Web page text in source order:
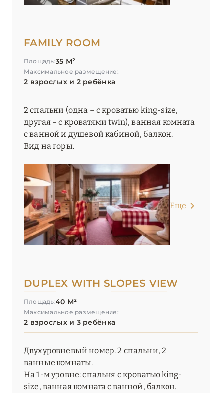
Les Chalets du Koh-I Nor
Les Chalets du L’Alpaga Megève
Les Suites de la Potinière
Mamie Megève
Mammoth Lodge by Alpine Resorts
Manali Lodge by Alpine Resorts
Pashmina Le Refuge
Résidence Carlina
Résidence Daria-I Nor
Residence Koh-I Nor (Les Etincelles)
Résidences Village Montana
Resort du Village Montana (Les Etincelles)
FAMILY ROOM
Площадь:35 М²
Максимальное размещение:
2 взрослых и 2 ребёнка
2 спальни (одна – с кроватью king-size,
другая – с кроватями twin), ванная комната
с ванной и душевой кабиной, балкон.
Вид на горы.
Еще
DUPLEX WITH SLOPES VIEW
Площадь:40 М²
Максимальное размещение:
2 взрослых и 3 ребёнка
Двухуровневый номер. 2 спальни, 2
ванные комнаты.
На 1-м уровне: спальня с кроватью king-
size, ванная комната с ванной, балкон.